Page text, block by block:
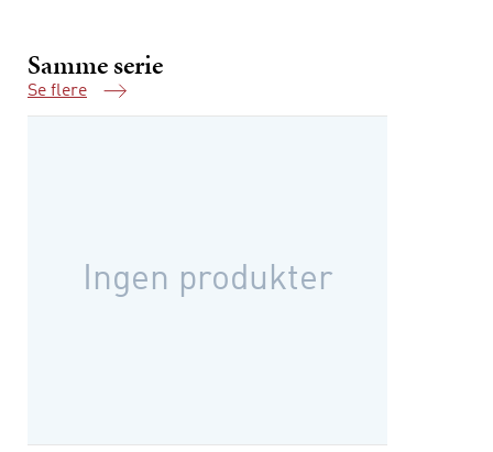
Samme serie
Se flere
Samme serie
Ingen produkter